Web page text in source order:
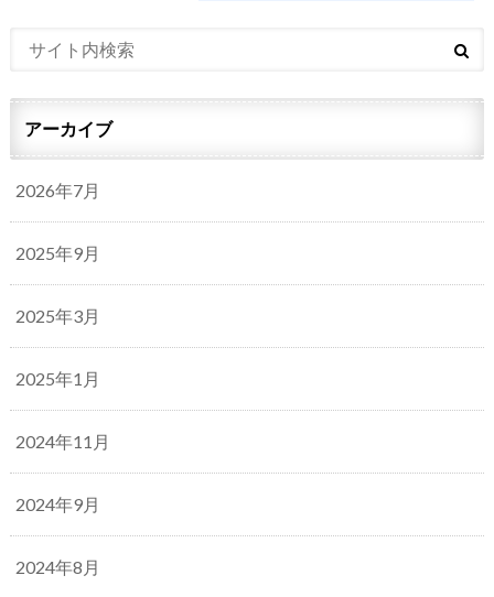
アーカイブ
2026年7月
2025年9月
2025年3月
2025年1月
2024年11月
2024年9月
2024年8月